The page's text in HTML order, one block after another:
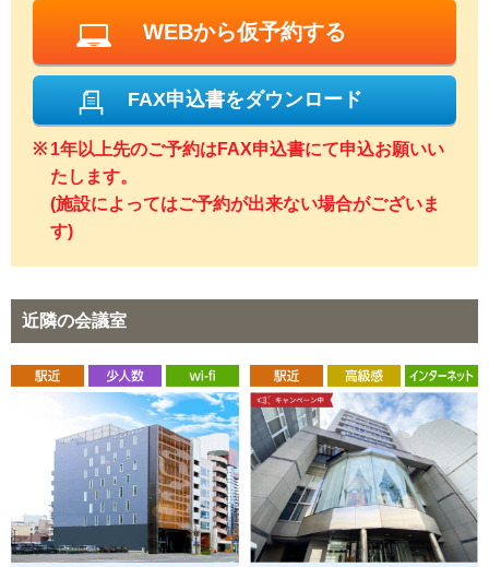
WEBから仮予約する
FAX申込書をダウンロード
1年以上先のご予約はFAX申込書にて申込お願いい
たします。
(施設によってはご予約が出来ない場合がございま
す)
近隣の会議室